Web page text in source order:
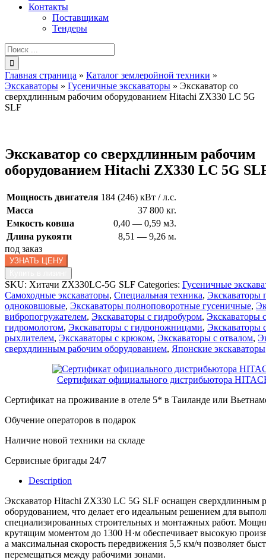
Контакты
Поставщикам
Тендеры
Результат
поиска:
Главная страница » Каталог землеройной техники »
Экскаваторы » Гусеничные экскаваторы » Экскаватор со
сверхдлинным рабочим оборудованием Hitachi ZX330 LC 5G
SLF
Экскаватор со сверхдлинным рабочим
оборудованием Hitachi ZX330 LC 5G
Мощность двигателя 184 (246) кВт / л.с.
Масса
37 800 кг.
Емкость ковша
0,40 — 0,59 м3.
Длина рукояти
8,51 — 9,26 м.
под заказ
УЗНАТЬ ЦЕНУ
SKU: Хитачи ZX330LC-5G SLF Categories: Гусеничные
Самоходные экскаваторы, Специальная техника, Экскаваторы
одноковшовые, Экскаваторы полноповоротные гусеничные,
вибропогружателем, Экскаваторы с гидробуром, Экскаваторы с
гидромолотом, Экскаваторы с гидроножницами, Экскаваторы
рыхлителем, Экскаваторы с крюком, Экскаваторы с отвалом,
сверхдлинным рабочим оборудованием, Японские экскаваторы
Сертификат официального дистрибьютора
Сертификат на проживание в отеле 5* в Таиланде или
Обучение операторов в подарок
Наличие новой техники на складе
Сервисные бригады 24/7
Description
Экскаватор Hitachi ZX330 LC 5G SLF оснащен сверхдлинным
оборудованием, что делает его идеальным решением для
специализированных строительных и монтажных работ.
крутящим моментом до 1300 Н·м обеспечивает высокую
а максимальная скорость передвижения 5,5 км/ч позволяет
перемещаться между рабочими зонами.